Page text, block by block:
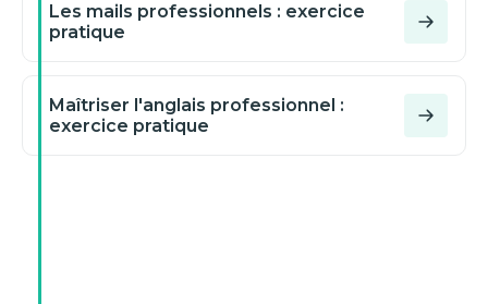
Les mails professionnels : exercice
pratique
Maîtriser l'anglais professionnel :
exercice pratique